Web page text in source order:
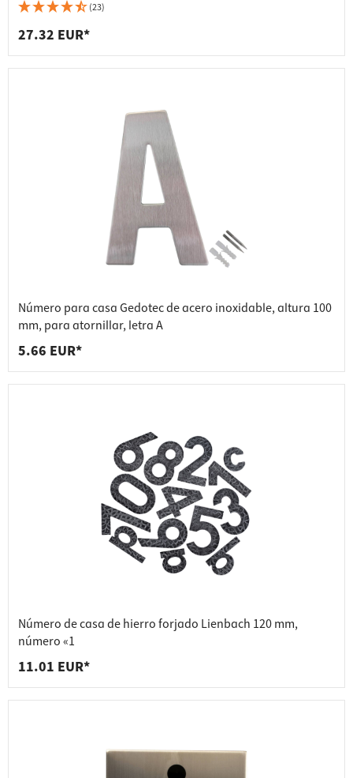
(23)
27.32 EUR*
Número para casa Gedotec de acero inoxidable, altura 100
mm, para atornillar, letra A
5.66 EUR*
Número de casa de hierro forjado Lienbach 120 mm,
número «1
11.01 EUR*